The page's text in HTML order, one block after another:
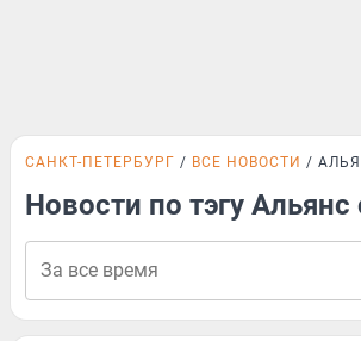
САНКТ-ПЕТЕРБУРГ ВСЕ НОВОСТИ
Новости по тэгу